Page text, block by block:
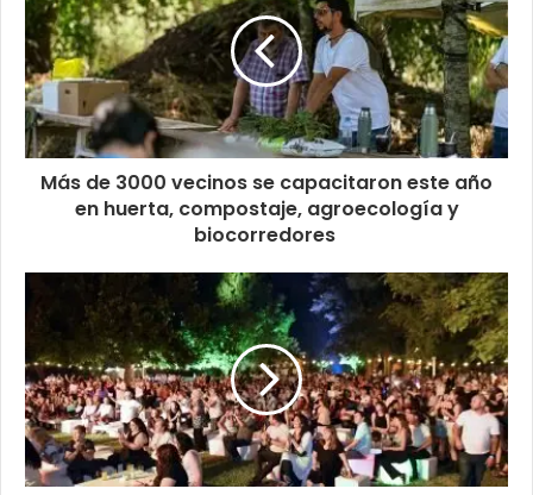
Más de 3000 vecinos se capacitaron este año
en huerta, compostaje, agroecología y
biocorredores